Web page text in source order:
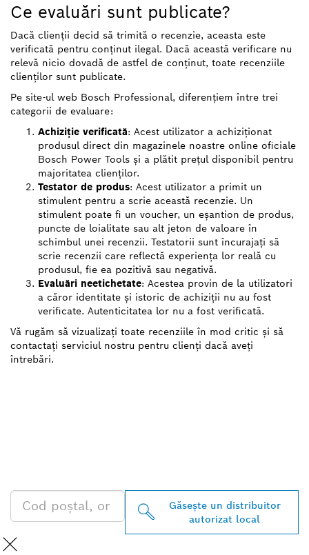
Ce evaluări sunt publicate?
Dacă clienții decid să trimită o recenzie, aceasta este
verificată pentru conținut ilegal. Dacă această verificare nu
relevă nicio dovadă de astfel de conținut, toate recenziile
clienților sunt publicate.
Pe site-ul web Bosch Professional, diferențiem între trei
categorii de evaluare:
Achiziție verificată: Acest utilizator a achiziționat
produsul direct din magazinele noastre online oficiale
Bosch Power Tools și a plătit prețul disponibil pentru
majoritatea clienților.
Testator de produs: Acest utilizator a primit un
stimulent pentru a scrie această recenzie. Un
stimulent poate fi un voucher, un eșantion de produs,
puncte de loialitate sau alt jeton de valoare în
schimbul unei recenzii. Testatorii sunt încurajați să
scrie recenzii care reflectă experiența lor reală cu
produsul, fie ea pozitivă sau negativă.
Evaluări neetichetate: Acestea provin de la utilizatori
a căror identitate și istoric de achiziții nu au fost
verificate. Autenticitatea lor nu a fost verificată.
Vă rugăm să vizualizați toate recenziile în mod critic și să
contactați serviciul nostru pentru clienți dacă aveți
întrebări.
Găseşte un distribuitor
autorizat local